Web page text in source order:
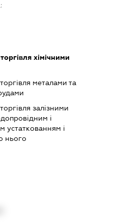
хімічними
металами та
залізними
і
устаткованням і
нього